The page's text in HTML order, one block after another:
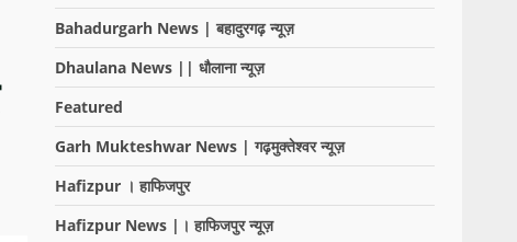
Bahadurgarh News | बहादुरगढ़ न्यूज़
Dhaulana News || धौलाना न्यूज़
Featured
Garh Mukteshwar News | गढ़मुक्तेश्वर न्यूज़
Hafizpur । हाफिजपुर
Hafizpur News |। हाफिजपुर न्यूज़